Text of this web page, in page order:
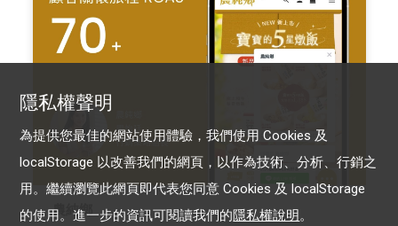
農純鄉
隱私權聲明
為提供您最佳的網站使用體驗，我們使用 Cookies 及
localStorage 以改善我們的網頁，以作為技術、分析、行銷之
用。繼續瀏覽此網頁即代表您同意 Cookies 及 localStorage
的使用。進一步的資訊可閱讀我們的隱私權說明。